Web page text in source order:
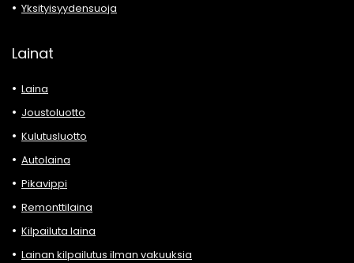
Yksityisyydensuoja
Lainat
Laina
Joustoluotto
Kulutusluotto
Autolaina
Pikavippi
Remonttilaina
Kilpailuta laina
Lainan kilpailutus ilman vakuuksia